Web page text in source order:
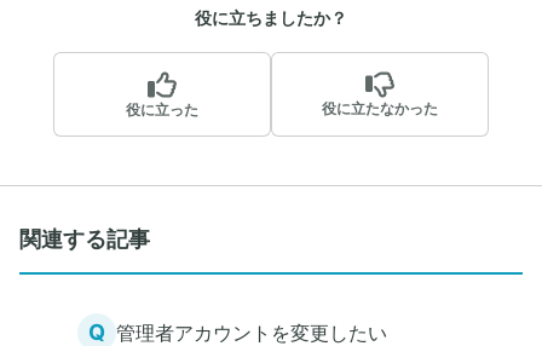
役に立ちましたか？
役に立った 役に立たなかった
関連する記事
Q 管理者アカウントを変更したい